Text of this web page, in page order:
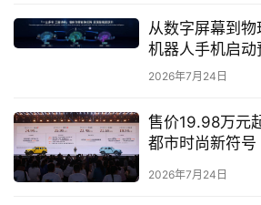
在人口红利逐渐消失，服务业基层岗
下，专注于服务业基层岗位招聘的
心，用技术作为驱动，针对行业匹配
“快”为先的一站式招聘服务。
从数字屏幕到
机器人手机启动
身交互新时代
2026年7月24日
售价19.98万元
都市时尚新符号
2026年7月24日